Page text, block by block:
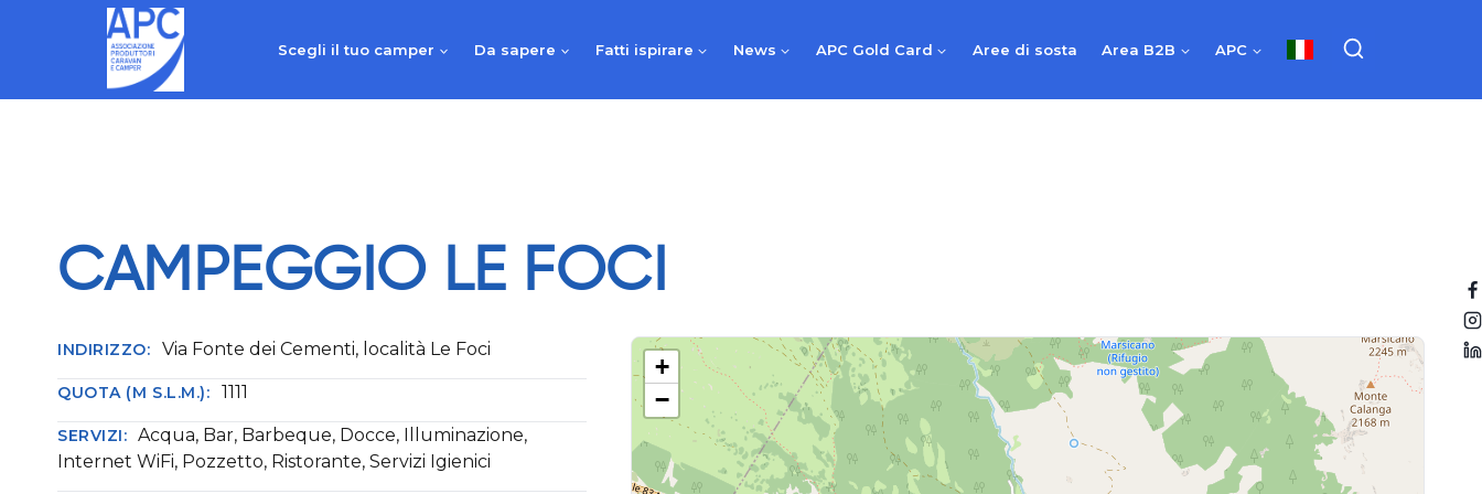
Scegli il tuo camper Da sapere Fatti ispirare News APC Gold Card Aree di sosta Area B2B APC
CAMPEGGIO LE FOCI
INDIRIZZO: Via Fonte dei Cementi, località Le Foci
QUOTA (M S.L.M.): 1111
SERVIZI: Acqua, Bar, Barbeque, Docce, Illuminazione,
Internet WiFi, Pozzetto, Ristorante, Servizi Igienici
+
−